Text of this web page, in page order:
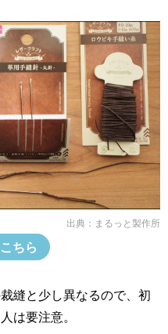
出典： まるっと製作所
ちら
縫と少し異なるので、初
は要注意。